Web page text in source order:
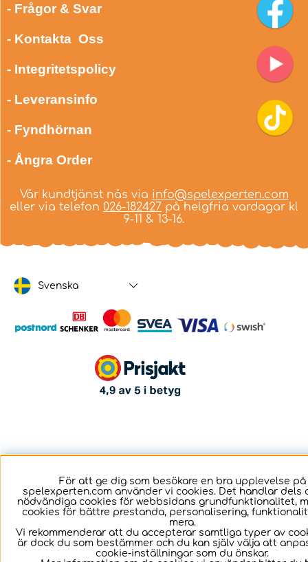
- Frågor & Svar
- Kontakta Oss
- Integritetspolicy
- Leveransinfo
- Fyndhörnan
- Ångra Order
Vår kundtjänst nås via info@spelexperten.com
eller via telefon 026-182427 på helgfria vardagar kl
9-11 & 13-16.
Svenska
För att ge dig som besökare en bra upplevelse på
spelexperten.com använder vi cookies. Det handlar dels
nödvändiga cookies för webbsidans grundfunktionalitet,
cookies för bättre prestanda, personalisering,
mera.
Vi rekommenderar att du accepterar samtliga typer av
är dock du som bestämmer och du kan själv välja att
cookie-inställningar som du önskar.